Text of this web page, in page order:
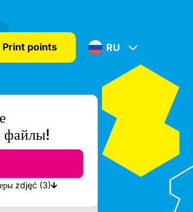
Print points RU
файлы!
Показать ближайшие доступные принтеры zdjęć (3)